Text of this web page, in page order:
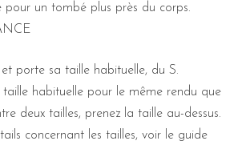
pour un tombé plus près du corps.
porte sa taille habituelle, du S.
taille habituelle pour le même rendu que
deux tailles, prenez la taille au-dessus.
concernant les tailles, voir le guide